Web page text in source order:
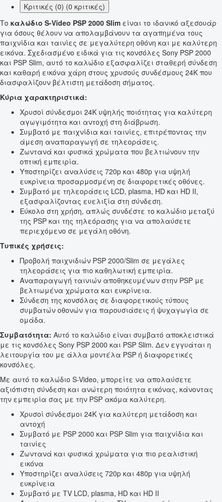
Κριτικές (0) (0 κριτικές)
Το καλώδιο S-Video PSP 2000 Slim είναι το ιδανικό αξεσουάρ
για όσους θέλουν να απολαμβάνουν τα αγαπημένα τους
παιχνίδια και ταινίες σε μεγαλύτερη οθόνη και με καλύτερη
εικόνα. Σχεδιασμένο ειδικά για τις κονσόλες Sony PSP 2000
και PSP Slim, αυτό το καλώδιο εξασφαλίζει σταθερή σύνδεση
και καθαρή εικόνα χάρη στους χρυσούς συνδέσμους 24K που
διασφαλίζουν βέλτιστη μετάδοση σήματος.
Κύρια χαρακτηριστικά:
Χρυσοί σύνδεσμοι 24K υψηλής ποιότητας για καλύτερη
αγωγιμότητα και αντοχή στη διάβρωση.
Συμβατό με παιχνίδια και ταινίες, επιτρέποντας την
άμεση αναπαραγωγή σε τηλεοράσεις.
Ζωντανά και φυσικά χρώματα που βελτιώνουν την
οπτική εμπειρία.
Υποστηρίζει αναλύσεις 720p και 480p για υψηλή
ευκρίνεια προσαρμοσμένη σε διαφορετικές οθόνες.
Συμβατό με τηλεοράσεις LCD, plasma, HD και HD II,
εξασφαλίζοντας ευελιξία στη σύνδεση.
Εύκολο στη χρήση, απλώς συνδέστε το καλώδιο μεταξύ
της PSP και της τηλεόρασης για να απολαύσετε
περιεχόμενο σε μεγάλη οθόνη.
Τυπικές χρήσεις:
Προβολή παιχνιδιών PSP 2000/Slim σε μεγάλες
τηλεοράσεις για πιο καθηλωτική εμπειρία.
Αναπαραγωγή ταινιών αποθηκευμένων στην PSP με
βελτιωμένα χρώματα και ευκρίνεια.
Σύνδεση της κονσόλας σε διαφορετικούς τύπους
συμβατών οθονών για παρουσιάσεις ή ψυχαγωγία σε
ομάδα.
Συμβατότητα: Αυτό το καλώδιο είναι συμβατό αποκλειστικά
με τις κονσόλες Sony PSP 2000 και PSP Slim. Δεν εγγυάται η
λειτουργία του με άλλα μοντέλα PSP ή διαφορετικές
κονσόλες.
Με αυτό το καλώδιο S-Video, μπορείτε να απολαύσετε
αξιόπιστη σύνδεση και ανώτερη ποιότητα εικόνας, κάνοντας
την εμπειρία σας με την PSP ακόμα καλύτερη.
Χρυσοί σύνδεσμοι 24K για καλύτερη μετάδοση και
αντοχή
Συμβατό με PSP 2000 και PSP Slim για παιχνίδια και
ταινίες
Ζωντανά και φυσικά χρώματα για πιο ρεαλιστική
εικόνα
Υποστηρίζει αναλύσεις 720p και 480p για υψηλή
ευκρίνεια
Συμβατό με TV LCD, plasma, HD και HD II